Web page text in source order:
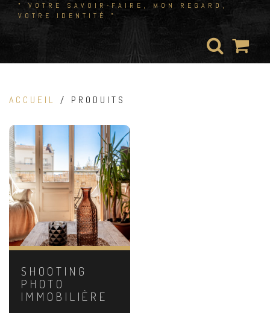
" VOTRE SAVOIR-FAIRE, MON REGARD,
VOTRE IDENTITÉ "
ACCUEIL / PRODUITS
SHOOTING
PHOTO
IMMOBILIÈRE